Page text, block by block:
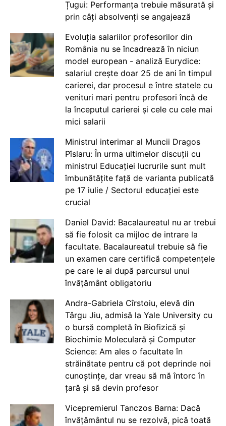
Țugui: Performanța trebuie măsurată și
prin câți absolvenți se angajează
Evoluția salariilor profesorilor din
România nu se încadrează în niciun
model european - analiză Eurydice:
salariul crește doar 25 de ani în timpul
carierei, dar procesul e între statele cu
venituri mari pentru profesori încă de
la începutul carierei și cele cu cele mai
mici salarii
Ministrul interimar al Muncii Dragos
Pîslaru: În urma ultimelor discuții cu
ministrul Educației lucrurile sunt mult
îmbunătățite față de varianta publicată
pe 17 iulie / Sectorul educației este
crucial
Daniel David: Bacalaureatul nu ar trebui
să fie folosit ca mijloc de intrare la
facultate. Bacalaureatul trebuie să fie
un examen care certifică competențele
pe care le ai după parcursul unui
învățământ obligatoriu
Andra-Gabriela Cîrstoiu, elevă din
Târgu Jiu, admisă la Yale University cu
o bursă completă în Biofizică și
Biochimie Moleculară și Computer
Science: Am ales o facultate în
străinătate pentru că pot deprinde noi
cunoștințe, dar vreau să mă întorc în
țară și să devin profesor
Vicepremierul Tanczos Barna: Dacă
învățământul nu se rezolvă, pică toată